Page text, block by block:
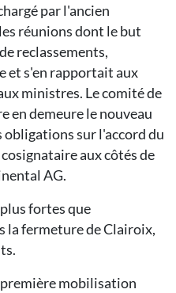
par l'ancien
réunions dont le but
reclassements,
et s'en rapportait aux
ministres. Le comité de
en demeure le nouveau
obligations sur l'accord du
aux côtés de
AG.
fortes que
la fermeture de Clairoix,
mobilisation